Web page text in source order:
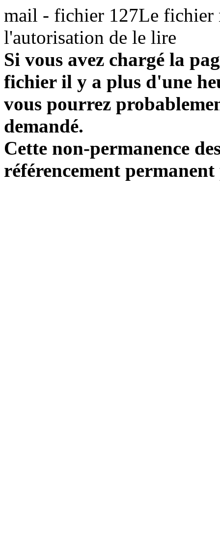
mail - fichier 127Le fichier
l'autorisation de le lire
Si vous avez chargé la
fichier il y a plus d'une
vous pourrez
demandé.
Cette non-permanence
référencement